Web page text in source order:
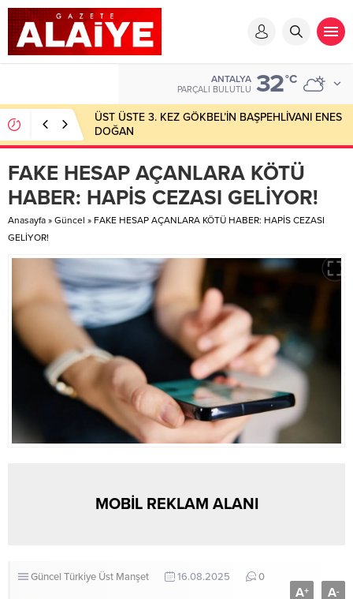
ANTALYA
PARÇALI BULUTLU 32°C
ÜST ÜSTE 3. KEZ GÖKBEL’İN BAŞPEHLİVANI ENES
DOĞAN
FAKE HESAP AÇANLARA KÖTÜ
HABER: HAPİS CEZASI GELİYOR!
Anasayfa » Güncel » FAKE HESAP AÇANLARA KÖTÜ HABER: HAPİS CEZASI
GELİYOR!
MOBİL REKLAM ALANI
Güncel Türkiye Üst Manşet 16.08.2025 0
A+ A-